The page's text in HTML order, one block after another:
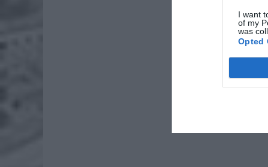
I want
of my
was
Opted